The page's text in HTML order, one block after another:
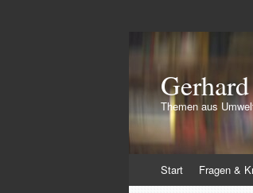
Themen aus
Inhalt
Start Fragen &